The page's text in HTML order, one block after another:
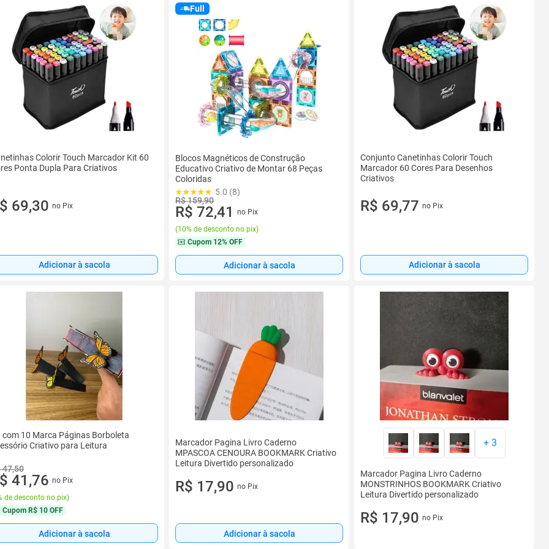
Colorir Touch Marcador Kit 60
Ponta Dupla Para Criativos
69,30 no Pix
Adicionar à sacola
Full
Blocos Magnéticos de Construção
Educativo Criativo de Montar 68 Peças
Coloridas
5.0 (8)
R$ 159,90
R$ 72,41
no Pix
(10% de desconto no pix)
Cupom 12% OFF
Adicionar à sacola
Conjunto Canetinhas Colorir Touch
Marcador 60 Cores Para Desenhos
Criativos
R$ 69,77 no Pix
Adicionar à sacola
com 10 Marca Páginas Borboleta
Criativo para Leitura
47,50
41,76 no Pix
de desconto no pix)
Cupom R$ 10 OFF
Adicionar à sacola
Marcador Pagina Livro Caderno
MPASCOA CENOURA BOOKMARK Criativo
Leitura Divertido personalizado
R$ 17,90 no Pix
Adicionar à sacola
+ 3
Marcador Pagina Livro Caderno
MONSTRINHOS BOOKMARK Criativo
Leitura Divertido personalizado
R$ 17,90 no Pix